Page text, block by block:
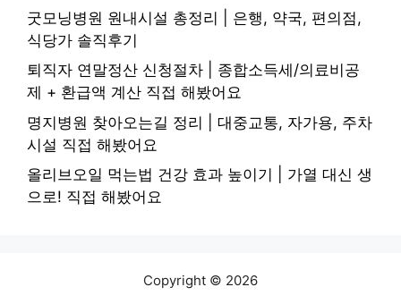
굿모닝병원 원내시설 총정리 | 은행, 약국, 편의점,
식당가 솔직후기
퇴직자 연말정산 신청절차 | 종합소득세/의료비공
제 + 환급액 계산 직접 해봤어요
명지병원 찾아오는길 정리 | 대중교통, 자가용, 주차
시설 직접 해봤어요
올리브오일 먹는법 건강 효과 높이기 | 가열 대신 생
으로! 직접 해봤어요
Copyright © 2026